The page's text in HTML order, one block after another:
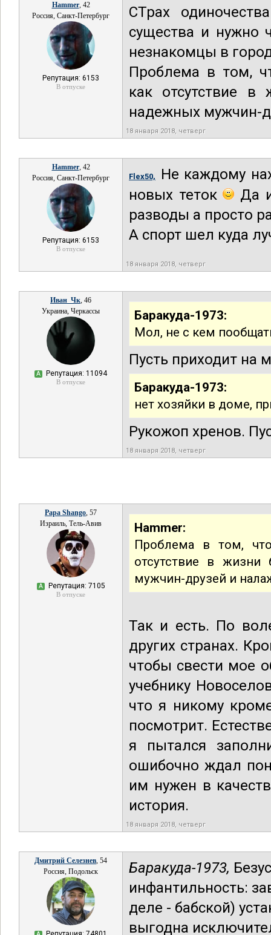
Hammer, 42
Россия, Санкт-Петербург
Репутация: 6153
В отпуске
СТрах
существа и нужно
незнакомцы в
Проблема в том,
как отсутствие в
надежных мужчин-
18 января 2018, четверг
Hammer, 42
Россия, Санкт-Петербург
Репутация: 6153
В отпуске
Flex50,
Не каждому
новых теток
Да
разводы а просто
А спорт шел куда
18 января 2018, четверг
Иван_Чк, 46
Украина, Черкассы
А Репутация: 11094
В отпуске
Баракуда-1973:
Мол, не с кем
Пусть приходит на
Баракуда-1973:
нет хозяйки в доме,
Рукожоп хренов.
18 января 2018, четверг
Papa Shango, 57
Израиль, Тель-Авив
А Репутация: 7105
В отпуске
Hammer:
Проблема в том,
отсутствие в жизни
мужчин-друзей и
Так и есть. По
других странах.
чтобы свести мое
учебнику
что я никому
посмотрит.
я пытался
ошибочно ждал
им нужен в
история.
18 января 2018, четверг
Дмитрий Селезнев, 54
Россия, Подольск
Баракуда-1973,
инфантильность:
деле - бабской)
выгодна